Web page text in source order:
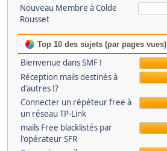
Nouveau Membre à Colde
Rousset
Top 10 des sujets (par pages vues)
Bienvenue dans SMF !
Réception mails destinés à
d'autres !?
Connecter un répéteur free à
un réseau TP-Link
mails Free blacklistés par
l'opérateur SFR